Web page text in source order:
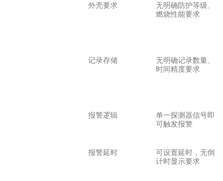
外壳要求
无明确防护等级、
燃烧性能要求
记录存储
无明确记录数量、
时间精度要求
报警逻辑
单一探测器信号即
可触发报警
报警延时
可设置延时，无倒
计时显示要求